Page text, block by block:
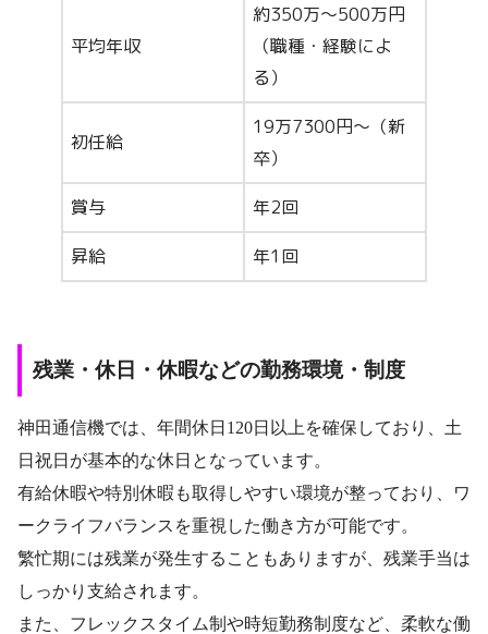
平均年収
約350万～500万円
（職種・経験によ
る）
初任給
19万7300円～（新
卒）
賞与 年2回
昇給 年1回
残業・休日・休暇などの勤務環境・制度
神田通信機では、年間休日120日以上を確保しており、土
日祝日が基本的な休日となっています。
有給休暇や特別休暇も取得しやすい環境が整っており、ワ
ークライフバランスを重視した働き方が可能です。
繁忙期には残業が発生することもありますが、残業手当は
しっかり支給されます。
また、フレックスタイム制や時短勤務制度など、柔軟な働